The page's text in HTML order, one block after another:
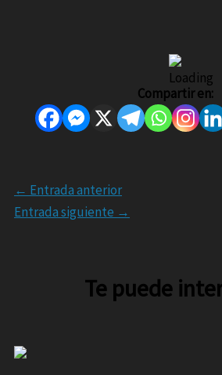
Compartir en:
← Entrada anterior
Entrada siguiente →
Te puede